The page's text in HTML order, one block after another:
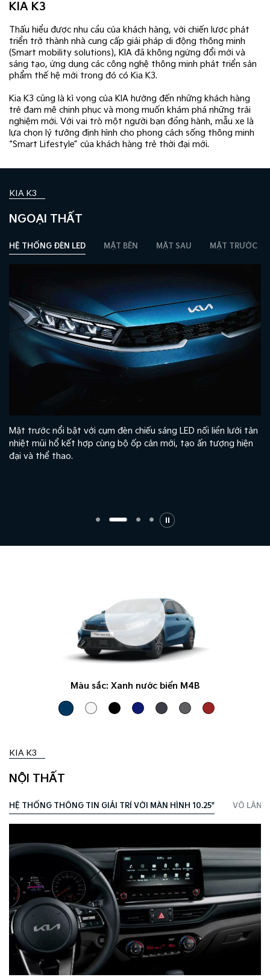
KIA K3
Thấu hiểu được nhu cầu của khách hàng, với chiến lược phát
triển trở thành nhà cung cấp giải pháp di động thông minh
(Smart mobility solutions), KIA đã không ngừng đổi mới và
sáng tạo, ứng dụng các công nghệ thông minh phát triển sản
phẩm thế hệ mới trong đó có Kia K3.
Kia K3 cũng là kì vọng của KIA hướng đến những khách hàng
trẻ đam mê chinh phục và mong muốn khám phá những trải
nghiệm mới. Với vai trò một người bạn đồng hành, mẫu xe là
lựa chọn lý tưởng định hình cho phong cách sống thông minh
“Smart Lifestyle” của khách hàng trẻ thời đại mới.
KIA K3
NGOẠI THẤT
HỆ THỐNG ĐÈN LED MẶT BÊN MẶT SAU MẶT TRƯỚC
Mặt trước nổi bật với cụm đèn chiếu sáng LED nối liền lưới tản
nhiệt mũi hổ kết hợp cùng bộ ốp cản mới, tạo ấn tượng hiện
đại và thể thao.
Màu sắc: Xanh nước biển M4B
KIA K3
NỘI THẤT
HỆ THỐNG THÔNG TIN GIẢI TRÍ VỚI MÀN HÌNH 10.25" VÔ LĂNG